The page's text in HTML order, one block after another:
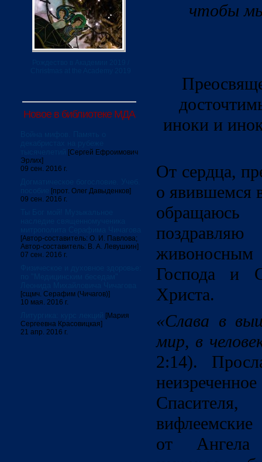
Новое в библиотеке МДА
[Сергей Ефроимович
Эрлих]
09 сен. 2016 г.
[прот. Олег Давыденков]
09 сен. 2016 г.
[Автор-составитель: О. И. Павлова;
Автор-составитель: В. А. Левушкин]
07 сен. 2016 г.
[сщмч. Серафим (Чичагов)]
10 мая. 2016 г.
[Мария
Сергеевна Красовицкая]
21 апр. 2016 г.
чтобы
иноки и
От сердца,
о явившемся
живоносным
Господа и
Христа.
«Слава в
мир, в
2:14).
от